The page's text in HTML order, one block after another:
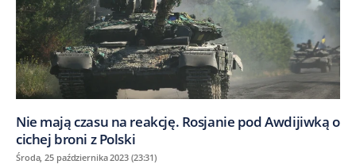
Nie mają czasu na reakcję. Rosjanie pod Awdijiwką o
cichej broni z Polski
Środa, 25 października 2023 (23:31)